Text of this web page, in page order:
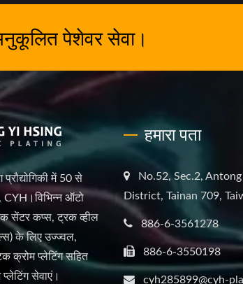
पेशेवर सेवा।
में 50 से
CYH।विभिन्न ऑटो
सेंटर कप्स, ट्रक व्हील
के लिए उज्ज्वल,
क्रोम प्लेटिंग सहित
सेवाएं।
हमारा पता
No.52, Sec.2,
District, Tainan 709,
886-6-3561278
886-6-3550198
cyh285899@cyh-